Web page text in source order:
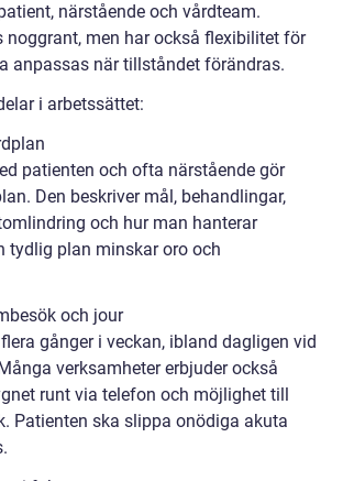
närstående och vårdteam.
noggrant, men har också flexibilitet för
anpassas när tillståndet förändras.
i arbetssättet:
patienten och ofta närstående gör
Den beskriver mål, behandlingar,
och hur man hanterar
tydlig plan minskar oro och
och jour
gånger i veckan, ibland dagligen vid
verksamheter erbjuder också
runt via telefon och möjlighet till
Patienten ska slippa onödiga akuta